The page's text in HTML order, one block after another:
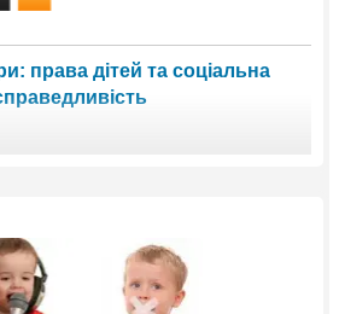
права дітей та соціальна